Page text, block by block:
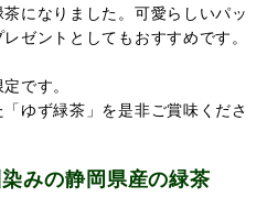
になりました。可愛らしいパッ
ゼントとしてもおすすめです。
です。
ゆず緑茶」を是非ご賞味くださ
みの静岡県産の緑茶